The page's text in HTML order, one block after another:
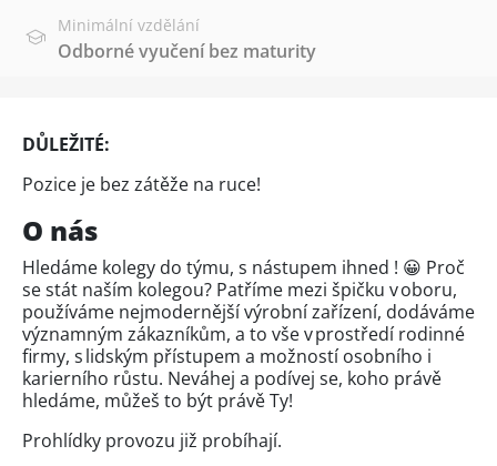
Minimální vzdělání
Odborné vyučení bez maturity
DŮLEŽITÉ:
Pozice je bez zátěže na ruce!
O nás
Hledáme kolegy do týmu, s nástupem ihned ! 😀 Proč
se stát naším kolegou? Patříme mezi špičku v oboru,
používáme nejmodernější výrobní zařízení, dodáváme
významným zákazníkům, a to vše v prostředí rodinné
firmy, s lidským přístupem a možností osobního i
karierního růstu. Neváhej a podívej se, koho právě
hledáme, můžeš to být právě Ty!
Prohlídky provozu již probíhají.